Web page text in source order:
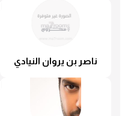
ناصر بن يروان النيادي